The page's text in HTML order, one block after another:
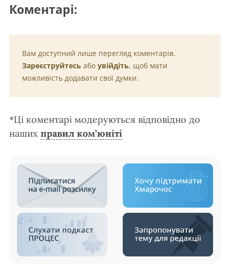
Коментарі:
Вам доступний лише перегляд коментарів.
Зареєструйтесь або увійдіть, щоб мати
можливість додавати свої думки.
*Ці коментарі модеруються відповідно до
наших правил ком’юніті